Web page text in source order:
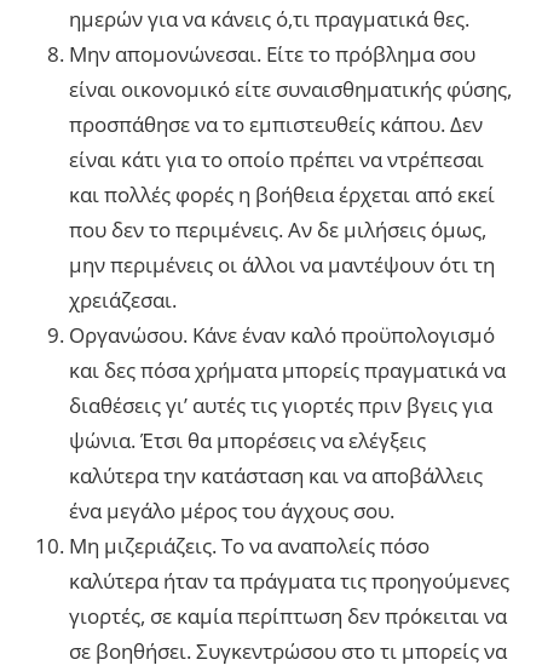
ημερών για να κάνεις ό,τι πραγματικά θες.
Μην απομονώνεσαι. Είτε το πρόβλημα σου
είναι οικονομικό είτε συναισθηματικής φύσης,
προσπάθησε να το εμπιστευθείς κάπου. Δεν
είναι κάτι για το οποίο πρέπει να ντρέπεσαι
και πολλές φορές η βοήθεια έρχεται από εκεί
που δεν το περιμένεις. Αν δε μιλήσεις όμως,
μην περιμένεις οι άλλοι να μαντέψουν ότι τη
χρειάζεσαι.
Οργανώσου. Κάνε έναν καλό προϋπολογισμό
και δες πόσα χρήματα μπορείς πραγματικά να
διαθέσεις γι’ αυτές τις γιορτές πριν βγεις για
ψώνια. Έτσι θα μπορέσεις να ελέγξεις
καλύτερα την κατάσταση και να αποβάλλεις
ένα μεγάλο μέρος του άγχους σου.
Μη μιζεριάζεις. Το να αναπολείς πόσο
καλύτερα ήταν τα πράγματα τις προηγούμενες
γιορτές, σε καμία περίπτωση δεν πρόκειται να
σε βοηθήσει. Συγκεντρώσου στο τι μπορείς να